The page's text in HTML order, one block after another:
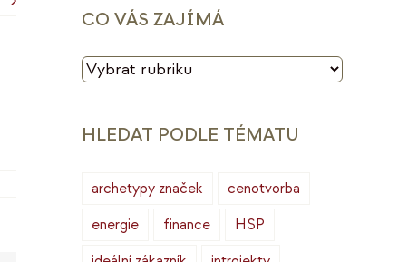
CO VÁS ZAJÍMÁ
CO
HLEDAT PODLE TÉMATU
archetypy značek
cenotvorba
energie
finance
HSP